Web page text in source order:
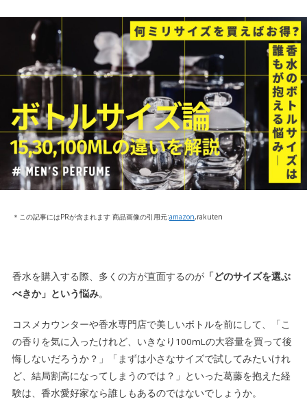
＊この記事にはPRが含まれます 商品画像の引用元:amazon,rakuten
香水を購入する際、多くの方が直面するのが「どのサイズを選ぶ
べきか」という悩み。
コスメカウンターや香水専門店で美しいボトルを前にして、「こ
の香りを気に入ったけれど、いきなり100mLの大容量を買って後
悔しないだろうか？」「まずは小さなサイズで試してみたいけれ
ど、結局割高になってしまうのでは？」といった葛藤を抱えた経
験は、香水愛好家なら誰しもあるのではないでしょうか。